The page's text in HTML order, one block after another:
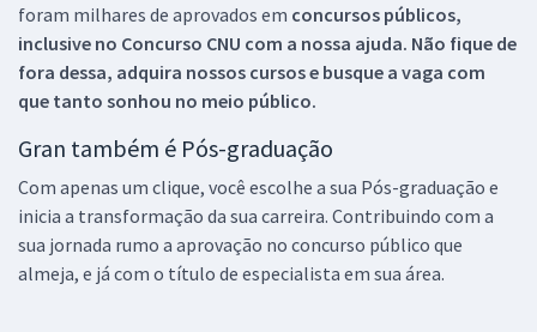
foram milhares de aprovados em concursos públicos,
inclusive no Concurso CNU com a nossa ajuda. Não fique de
fora dessa, adquira nossos cursos e busque a vaga com
que tanto sonhou no meio público.
Gran também é Pós-graduação
Com apenas um clique, você escolhe a sua Pós-graduação e
inicia a transformação da sua carreira. Contribuindo com a
sua jornada rumo a aprovação no concurso público que
almeja, e já com o título de especialista em sua área.